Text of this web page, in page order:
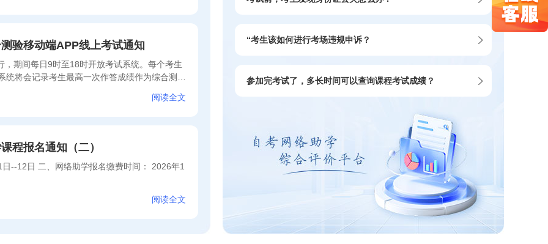
验移动端APP线上考试通知
期间每日9时至18时开放考试系统。每个考生
将会记录考生最高一次作答成绩作为综合测验
阅读全文
程报名通知（二）
--12日 二、网络助学报名缴费时间： 2026年1
阅读全文
“考生该如何进行考场违规申诉？
参加完考试了，多长时间可以查询课程考试成绩？